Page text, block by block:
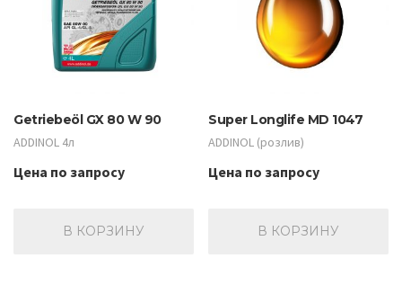
Getriebeöl GX 80 W 90
ADDINOL 4л
Цена по запросу
В КОРЗИНУ
Super Longlife MD 1047
ADDINOL (розлив)
Цена по запросу
В КОРЗИНУ